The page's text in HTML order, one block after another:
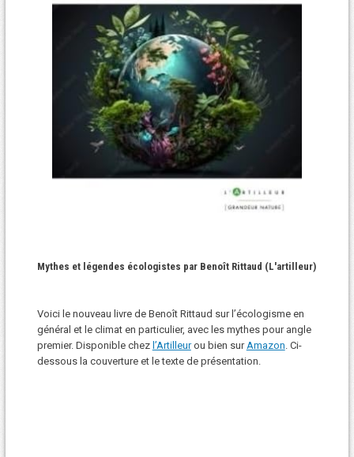
Mythes et légendes écologistes par Benoît Rittaud (L'artilleur)
Voici le nouveau livre de Benoît Rittaud sur l’écologisme en
général et le climat en particulier, avec les mythes pour angle
premier. Disponible chez l’Artilleurou bien surAmazon. Ci-
dessous la couverture et le texte de présentation.